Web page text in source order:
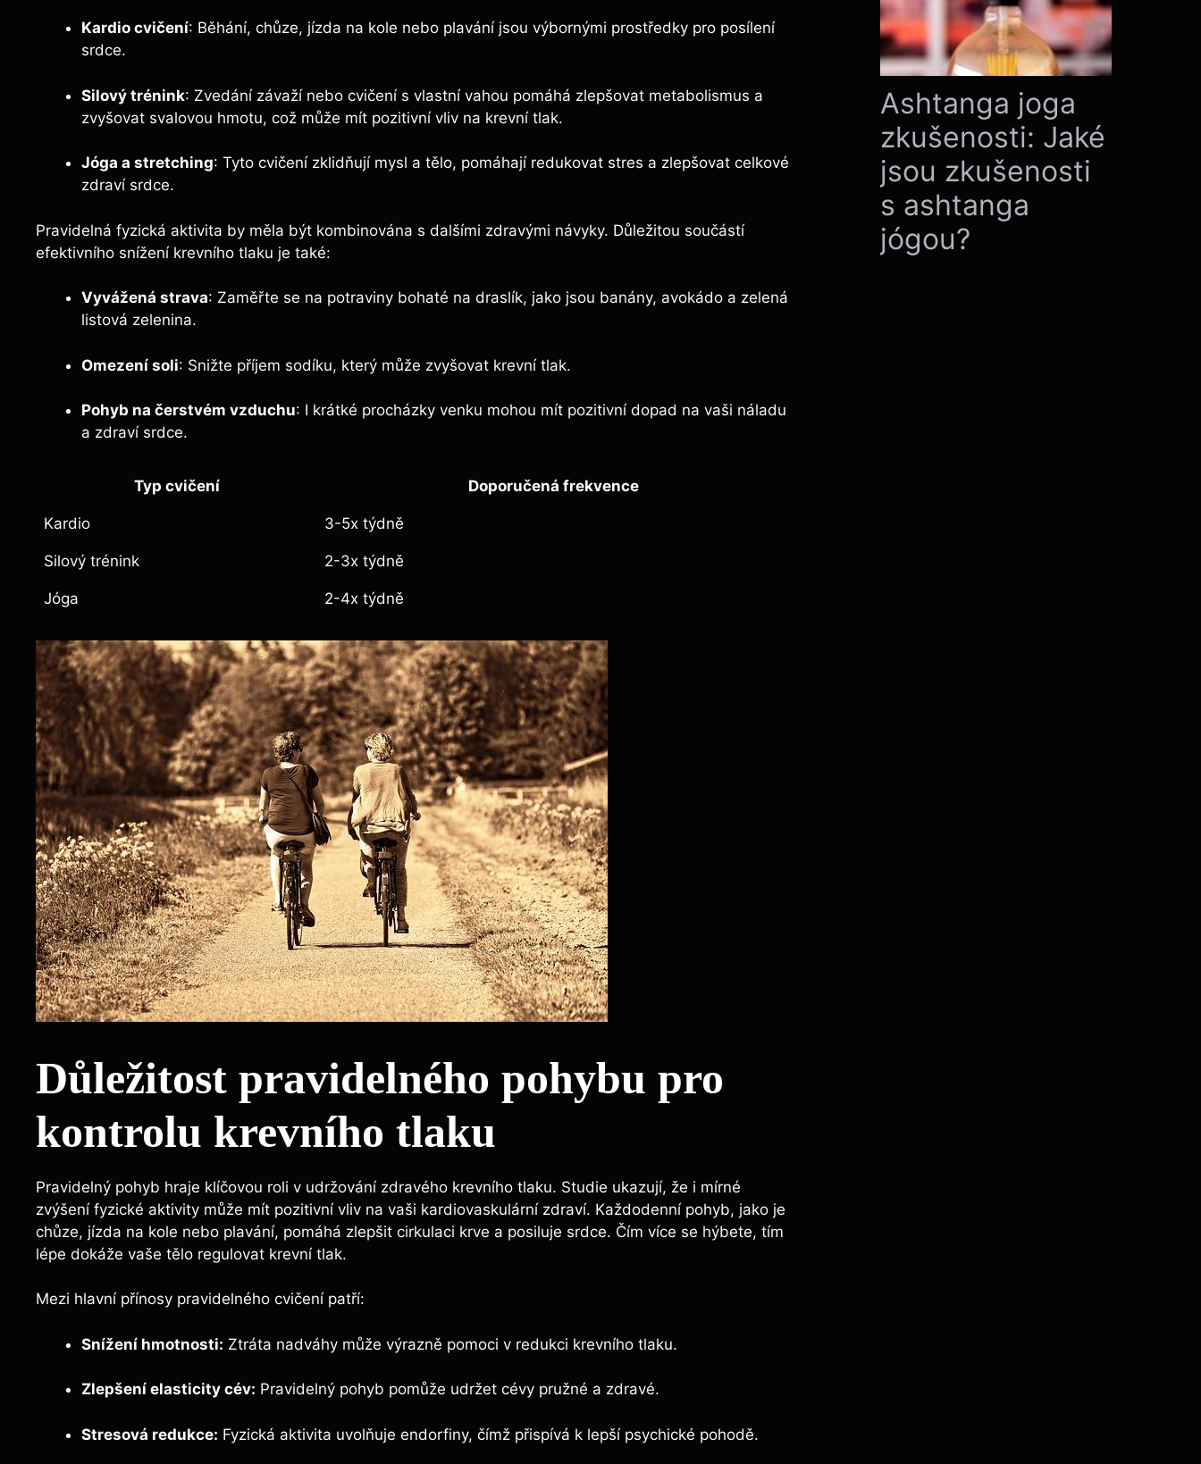
Kardio cvičení: Běhání, chůze, jízda na kole nebo plavání jsou výbornými prostředky pro posílení
srdce.
Silový trénink: Zvedání závaží nebo cvičení s vlastní vahou pomáhá zlepšovat metabolismus a
zvyšovat svalovou hmotu, což může mít pozitivní vliv na krevní tlak.
Jóga a stretching: Tyto cvičení zklidňují mysl a tělo, pomáhají redukovat stres a zlepšovat celkové
zdraví srdce.
Pravidelná fyzická aktivita by měla být kombinována s dalšími zdravými návyky. Důležitou součástí
efektivního snížení krevního tlaku je také:
Vyvážená strava: Zaměřte se na potraviny bohaté na draslík, jako jsou banány, avokádo a zelená
listová zelenina.
Omezení soli: Snižte příjem sodíku, který může zvyšovat krevní tlak.
Pohyb na čerstvém vzduchu: I krátké procházky venku mohou mít pozitivní dopad na vaši náladu
a zdraví srdce.
Typ cvičení Doporučená frekvence
Kardio 3-5x týdně
Silový trénink 2-3x týdně
Jóga 2-4x týdně
Důležitost pravidelného pohybu pro
kontrolu krevního tlaku
Pravidelný pohyb hraje klíčovou roli v udržování zdravého krevního tlaku. Studie ukazují, že i mírné
zvýšení fyzické aktivity může mít pozitivní vliv na vaši kardiovaskulární zdraví. Každodenní pohyb, jako je
chůze, jízda na kole nebo plavání, pomáhá zlepšit cirkulaci krve a posiluje srdce. Čím více se hýbete, tím
lépe dokáže vaše tělo regulovat krevní tlak.
Mezi hlavní přínosy pravidelného cvičení patří:
Snížení hmotnosti: Ztráta nadváhy může výrazně pomoci v redukci krevního tlaku.
Zlepšení elasticity cév: Pravidelný pohyb pomůže udržet cévy pružné a zdravé.
Stresová redukce: Fyzická aktivita uvolňuje endorfiny, čímž přispívá k lepší psychické pohodě.
Ashtanga joga
zkušenosti: Jaké
jsou zkušenosti
s ashtanga
jógou?